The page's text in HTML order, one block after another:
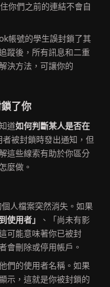
你們之前的連結不會自
帳號的學生誤封鎖了其
蹤後，所有訊息和二重
決方法，可讓你的
了你
道如何判斷某人是否在
者被封鎖時發出通知，但
這些線索有助於你區分
麼做。
人檔案突然消失。如果
使用者」
、「尚未有影
可能意味著你已被封
刪除或停用帳戶。
們的使用者名稱。如果
示，這就是你被封鎖的